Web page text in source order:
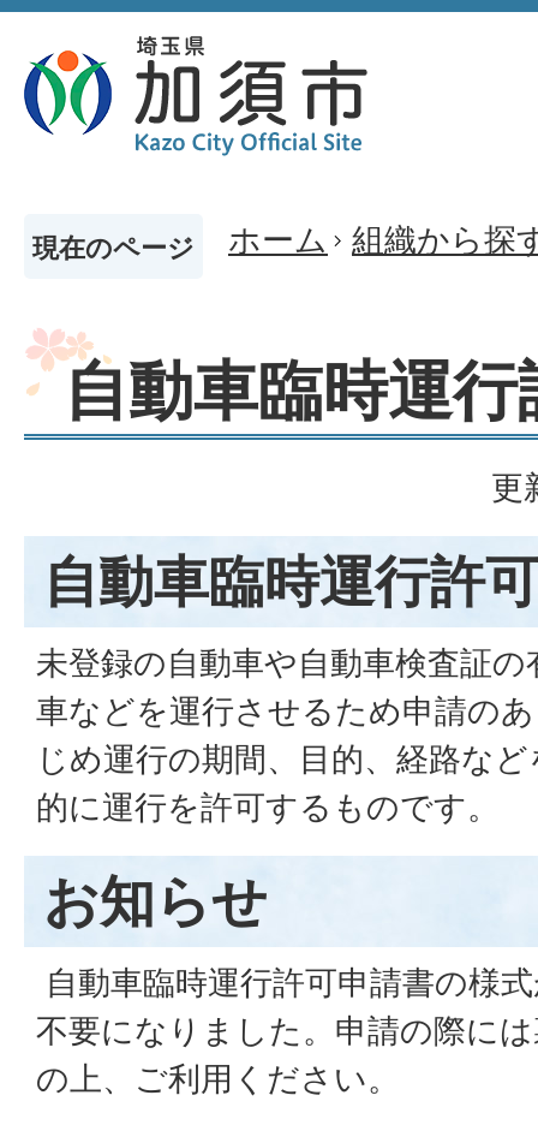
現在のページ ホーム 組織から探
自動車臨時運
更
自動車臨時運行許
未登録の自動車や自動車検査証
車などを運行させるため申請の
じめ運行の期間、目的、経路な
的に運行を許可するものです。
お知らせ
自動車臨時運行許可申請書の様
不要になりました。申請の際に
の上、ご利用ください。